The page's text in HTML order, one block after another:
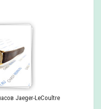
Jaeger-LeCoultre